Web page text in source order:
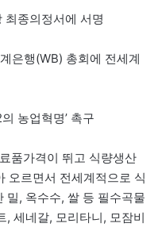
최종의정서에 서명
은행(WB) 총회에 전세계
농업혁명’ 촉구
품가격이 뛰고 식량생산
오르면서 전세계적으로 식
밀, 옥수수, 쌀 등 필수곡물
, 세네갈, 모리타니, 모잠비